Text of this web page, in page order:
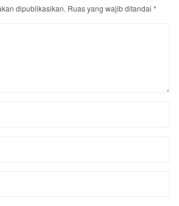
dipublikasikan. Ruas yang wajib ditandai *